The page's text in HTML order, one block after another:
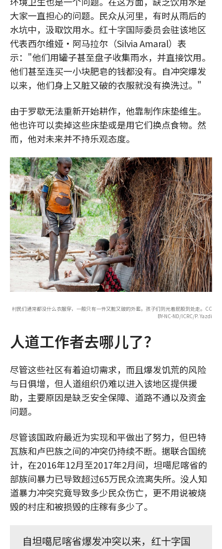
大家一直担心的问题。民众从河里，有时从雨后的
水坑中，汲取饮用水。红十字国际委员会驻该地区
代表西尔维娅•阿马拉尔（Silvia Amaral）表
示："他们用罐子甚至盘子收集雨水，并直接饮用。
他们甚至连买一小块肥皂的钱都没有。自冲突爆发
以来，他们身上又脏又破的衣服就没有换洗过。"
由于罗歇无法重新开始耕作，他靠制作床垫维生。
他也许可以卖掉这些床垫或是用它们换点食物。然
而，他对未来并不持乐观态度。
村民们通常都没什么衣服穿，一般只有一件又脏又破的外套。孩子们则光着屁股到处走。CC
BY-NC-ND/ICRC/P. Yazdi
人道工作者去哪儿了？
尽管这些社区有着迫切需求，而且爆发饥荒的风险
与日俱增，但人道组织仍难以进入该地区提供援
助，主要原因是缺乏安全保障、道路不通以及资金
问题。
尽管该国政府最近为实现和平做出了努力，但巴特
瓦族和卢巴族之间的冲突仍持续不断。据联合国统
计，在2016年12月至2017年2月间，坦噶尼喀省的
部族间暴力已导致超过65万民众流离失所。没人知
道暴力冲突究竟导致多少民众伤亡，更不用说被烧
毁的村庄和被损毁的庄稼有多少了。
自坦噶尼喀省爆发冲突以来，红十字国